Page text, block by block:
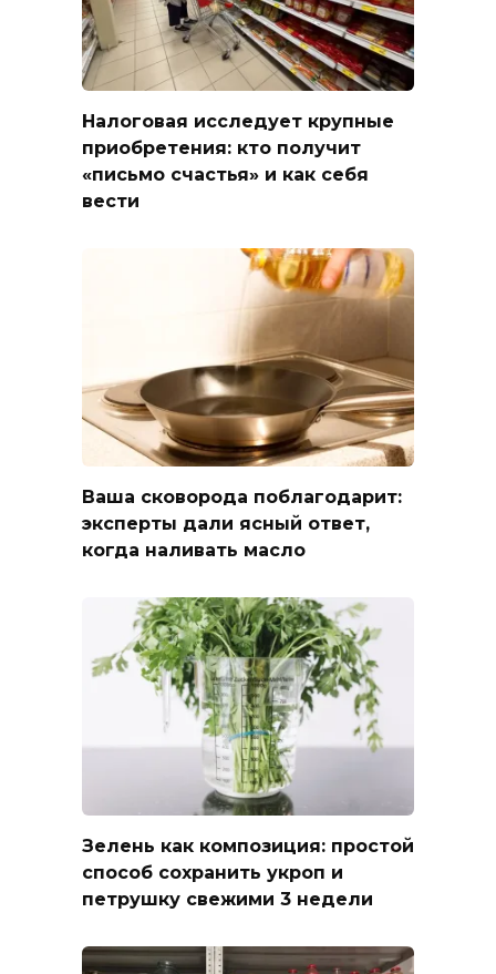
Налоговая исследует крупные
приобретения: кто получит
«письмо счастья» и как себя
вести
Ваша сковорода поблагодарит:
эксперты дали ясный ответ,
когда наливать масло
Зелень как композиция: простой
способ сохранить укроп и
петрушку свежими 3 недели